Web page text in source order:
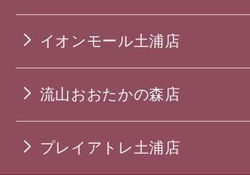
イオンモール土浦店
流山おおたかの森店
プレイアトレ土浦店